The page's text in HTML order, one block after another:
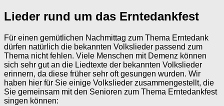
Lieder rund um das Erntedankfest
Für einen gemütlichen Nachmittag zum Thema Erntedank
dürfen natürlich die bekannten Volkslieder passend zum
Thema nicht fehlen. Viele Menschen mit Demenz können
sich sehr gut an die Liedtexte der bekannten Volkslieder
erinnern, da diese früher sehr oft gesungen wurden. Wir
haben hier für Sie einige Volkslieder zusammengestellt, die
Sie gemeinsam mit den Senioren zum Thema Erntedankfest
singen können: